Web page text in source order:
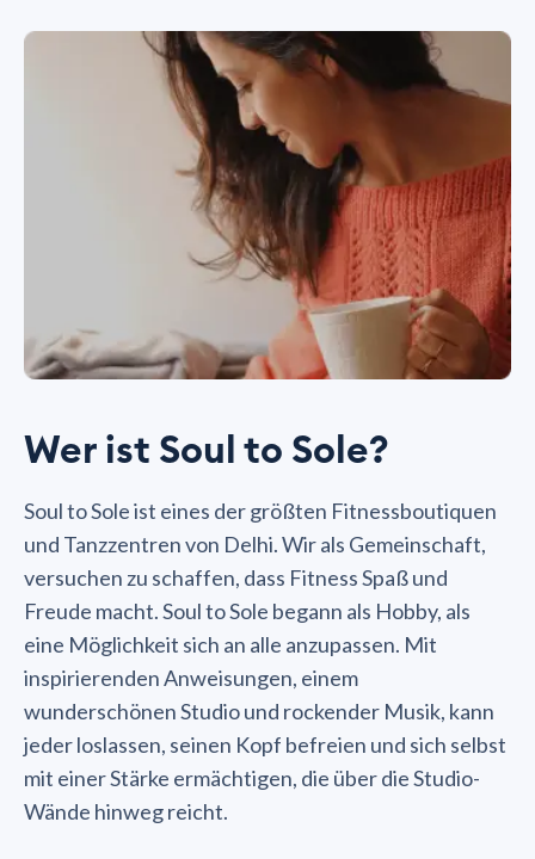
Wer ist Soul to Sole?
Soul to Sole ist eines der größten Fitnessboutiquen
und Tanzzentren von Delhi. Wir als Gemeinschaft,
versuchen zu schaffen, dass Fitness Spaß und
Freude macht. Soul to Sole begann als Hobby, als
eine Möglichkeit sich an alle anzupassen. Mit
inspirierenden Anweisungen, einem
wunderschönen Studio und rockender Musik, kann
jeder loslassen, seinen Kopf befreien und sich selbst
mit einer Stärke ermächtigen, die über die Studio-
Wände hinweg reicht.